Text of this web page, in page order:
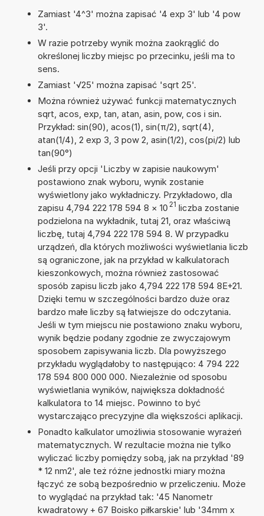
Zamiast '4^3' można zapisać '4 exp 3' lub '4 pow
3'.
W razie potrzeby wynik można zaokrąglić do
określonej liczby miejsc po przecinku, jeśli ma to
sens.
Zamiast '√25' można zapisać 'sqrt 25'.
Można również używać funkcji matematycznych
sqrt, acos, exp, tan, atan, asin, pow, cos i sin.
Przykład: sin(90), acos(1), sin(π/2), sqrt(4),
atan(1/4), 2 exp 3, 3 pow 2, asin(1/2), cos(pi/2) lub
tan(90°)
Jeśli przy opcji 'Liczby w zapisie naukowym'
postawiono znak wyboru, wynik zostanie
wyświetlony jako wykładniczy. Przykładowo, dla
zapisu 4,794 222 178 594 8 × 10 21 liczba zostanie
podzielona na wykładnik, tutaj 21, oraz właściwą
liczbę, tutaj 4,794 222 178 594 8. W przypadku
urządzeń, dla których możliwości wyświetlania liczb
są ograniczone, jak na przykład w kalkulatorach
kieszonkowych, można również zastosować
sposób zapisu liczb jako 4,794 222 178 594 8E+21.
Dzięki temu w szczególności bardzo duże oraz
bardzo małe liczby są łatwiejsze do odczytania.
Jeśli w tym miejscu nie postawiono znaku wyboru,
wynik będzie podany zgodnie ze zwyczajowym
sposobem zapisywania liczb. Dla powyższego
przykładu wyglądałoby to następująco: 4 794 222
178 594 800 000 000. Niezależnie od sposobu
wyświetlania wyników, największa dokładność
kalkulatora to 14 miejsc. Powinno to być
wystarczająco precyzyjne dla większości aplikacji.
Ponadto kalkulator umożliwia stosowanie wyrażeń
matematycznych. W rezultacie można nie tylko
wyliczać liczby pomiędzy sobą, jak na przykład '89
* 12 nm2', ale też różne jednostki miary można
łączyć ze sobą bezpośrednio w przeliczeniu. Może
to wyglądać na przykład tak: '45 Nanometr
kwadratowy + 67 Boisko piłkarskie' lub '34mm x